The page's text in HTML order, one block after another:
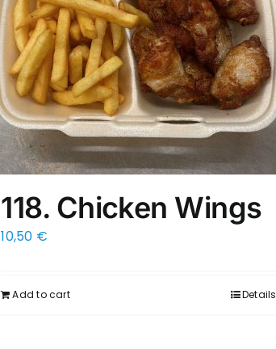
118. Chicken Wings
10,50 €
Add to cart Details